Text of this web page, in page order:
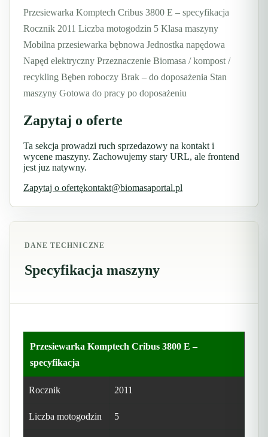
Przesiewarka Komptech Cribus 3800 E – specyfikacja
Rocznik 2011 Liczba motogodzin 5 Klasa maszyny
Mobilna przesiewarka bębnowa Jednostka napędowa
Napęd elektryczny Przeznaczenie Biomasa / kompost /
recykling Bęben roboczy Brak – do doposażenia Stan
maszyny Gotowa do pracy po doposażeniu
Zapytaj o oferte
Ta sekcja prowadzi ruch sprzedazowy na kontakt i
wycene maszyny. Zachowujemy stary URL, ale frontend
jest juz natywny.
Zapytaj o ofertękontakt@biomasaportal.pl
DANE TECHNICZNE
Specyfikacja maszyny
Przesiewarka Komptech Cribus 3800 E –
specyfikacja
Rocznik 2011
Liczba motogodzin 5